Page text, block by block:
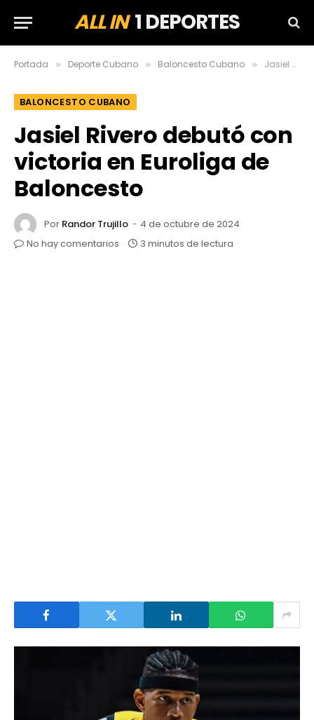
ALL IN1 DEPORTES
Portada » Deporte Cubano » Baloncesto Cubano » Jasiel Rivero debutó con victoria en Euroliga de Baloncesto
BALONCESTO CUBANO
Jasiel Rivero debutó con
victoria en Euroliga de
Baloncesto
Por Randor Trujillo
4 de octubre de 2024
No hay comentarios
3 minutos de lectura